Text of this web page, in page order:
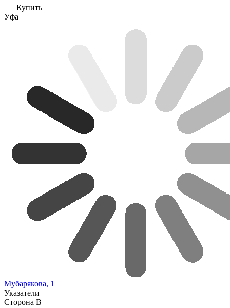
Купить
Уфа
Мубарякова, 1
Указатели
Сторона В